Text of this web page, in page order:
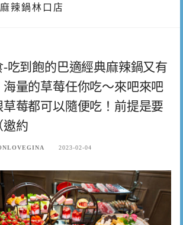
辣鍋林口店
吃到飽的巴適經典麻辣鍋又有
量的草莓任你吃～來吧來吧
莓都可以隨便吃！前提是要
邀約
2023-02-04